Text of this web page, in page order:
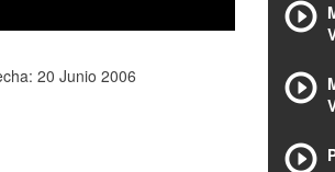
20 Junio 2006